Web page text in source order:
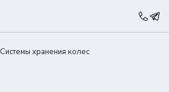
Системы хранения колес